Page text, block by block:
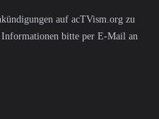
auf acTVism.org zu
Informationen bitte per E-Mail an